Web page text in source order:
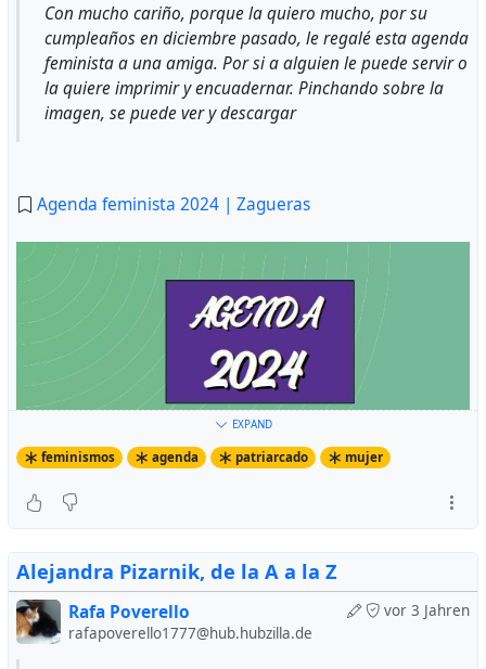
Rafa Poverello
164 páginas
Ediciones Dyskolo
ISBN: 978-84-128259-1-6
Depósito Legal: AB 408-2024
Reserva ahora tu ejemplar con un 10% de descuento y
recíbelo en casa en los primeros días de septiembre
Con mucho cariño, porque la quiero mucho, por su
cumpleaños en diciembre pasado, le regalé esta agenda
feminista a una amiga. Por si a alguien le puede servir o
la quiere imprimir y encuadernar. Pinchando sobre la
imagen, se puede ver y descargar
Agenda feminista 2024 | Zagueras
EXPAND
feminismos agenda patriarcado mujer
Alejandra Pizarnik, de la A a la Z
vor 3 Jahren
Rafa Poverello
rafapoverello1777@hub.hubzilla.de